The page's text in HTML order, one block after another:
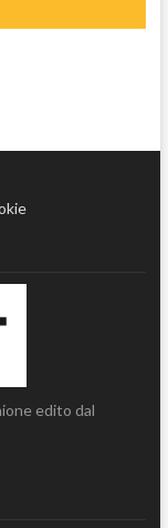
edito dal